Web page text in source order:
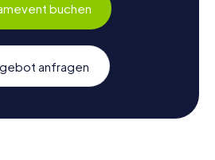
buchen
anfragen